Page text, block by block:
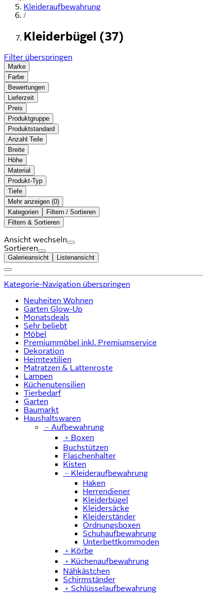
Kleideraufbewahrung
/
Kleiderbügel (37)
Filter überspringen
Marke
Farbe
Bewertungen
Lieferzeit
Preis
Produktgruppe
Produktstandard
Anzahl Teile
Breite
Höhe
Material
Produkt-Typ
Tiefe
Mehr anzeigen ( )
Kategorien
Filtern / Sortieren
Filtern & Sortieren
Ansicht wechseln
Sortieren
Galerieansicht Listenansicht
Kategorie-Navigation überspringen
Neuheiten Wohnen
Garten Glow-Up
Monatsdeals
Sehr beliebt
Möbel
Premiummöbel inkl. Premiumservice
Dekoration
Heimtextilien
Matratzen & Lattenroste
Lampen
Küchenutensilien
Tierbedarf
Garten
Baumarkt
Haushaltswaren
﹣ Aufbewahrung
﹢ Boxen
Buchstützen
Flaschenhalter
Kisten
﹣ Kleideraufbewahrung
Haken
Herrendiener
Kleiderbügel
Kleidersäcke
Kleiderständer
Ordnungsboxen
Schuhaufbewahrung
Unterbettkommoden
﹢ Körbe
﹢ Küchenaufbewahrung
Nähkästchen
Schirmständer
﹢ Schlüsselaufbewahrung